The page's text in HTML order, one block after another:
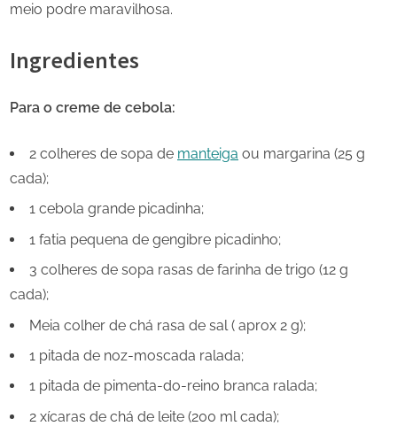
meio podre maravilhosa.
Ingredientes
Para o creme de cebola:
2 colheres de sopa de manteiga ou margarina (25 g
cada);
1 cebola grande picadinha;
1 fatia pequena de gengibre picadinho;
3 colheres de sopa rasas de farinha de trigo (12 g
cada);
Meia colher de chá rasa de sal ( aprox 2 g);
1 pitada de noz-moscada ralada;
1 pitada de pimenta-do-reino branca ralada;
2 xícaras de chá de leite (200 ml cada);